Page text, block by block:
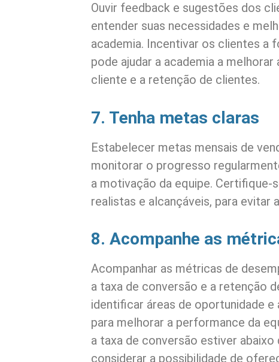
Ouvir feedback e sugestões dos
entender suas necessidades e
academia. Incentivar os clientes a
pode ajudar a academia a
cliente e a retenção de clientes.
7. Tenha metas claras
Estabelecer metas mensais de
monitorar o progresso
a motivação da equipe. Certifique-
realistas e alcançáveis, para evitar
8. Acompanhe as
Acompanhar as métricas de
a taxa de conversão e a retenção
identificar áreas de oportunidade
para melhorar a performance da
a taxa de conversão estiver
considerar a possibilidade de